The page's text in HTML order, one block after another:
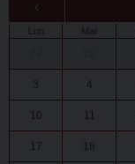
‹
Lun Mar
3 4
10 11
17 18